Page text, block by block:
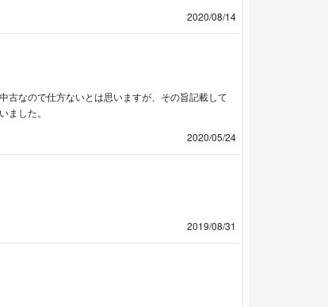
2020/08/14
古なので仕方ないとは思いますが、その旨記載して
した。
2020/05/24
2019/08/31